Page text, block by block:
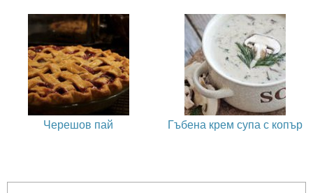
Черешов пай Гъбена крем супа с копър